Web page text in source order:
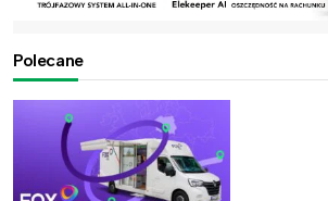
Polecane